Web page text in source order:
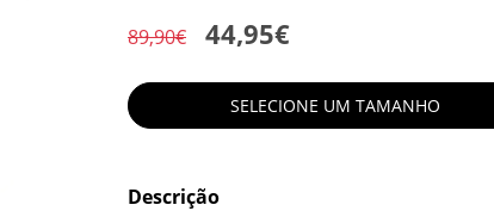
89,90€ 44,95€
SELECIONE UM TAMANHO
Descrição